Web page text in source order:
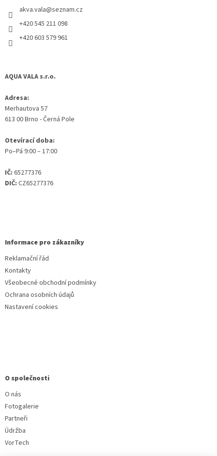
akva.vala@seznam.cz
+420 545 211 098
+420 603 579 961
AQUA VALA s.r.o.
Adresa:
Merhautova 57
613 00 Brno - Černá Pole
Otevírací doba:
Po–Pá 9:00 – 17:00
IČ: 65277376
DIČ: CZ65277376
Informace pro zákazníky
Reklamační řád
Kontakty
Všeobecné obchodní podmínky
Ochrana osobních údajů
Nastavení cookies
O společnosti
O nás
Fotogalerie
Partneři
Údržba
VorTech